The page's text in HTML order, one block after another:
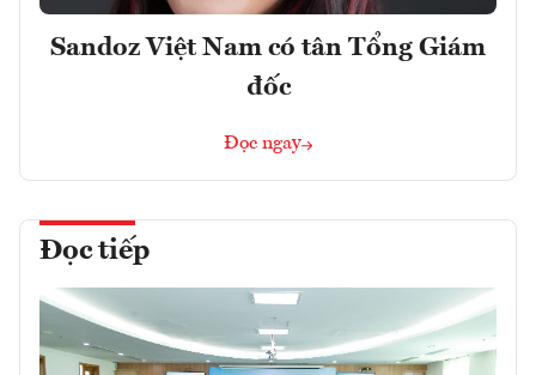
Sandoz Việt Nam có tân Tổng Giám
đốc
Đọc ngay
Đọc tiếp